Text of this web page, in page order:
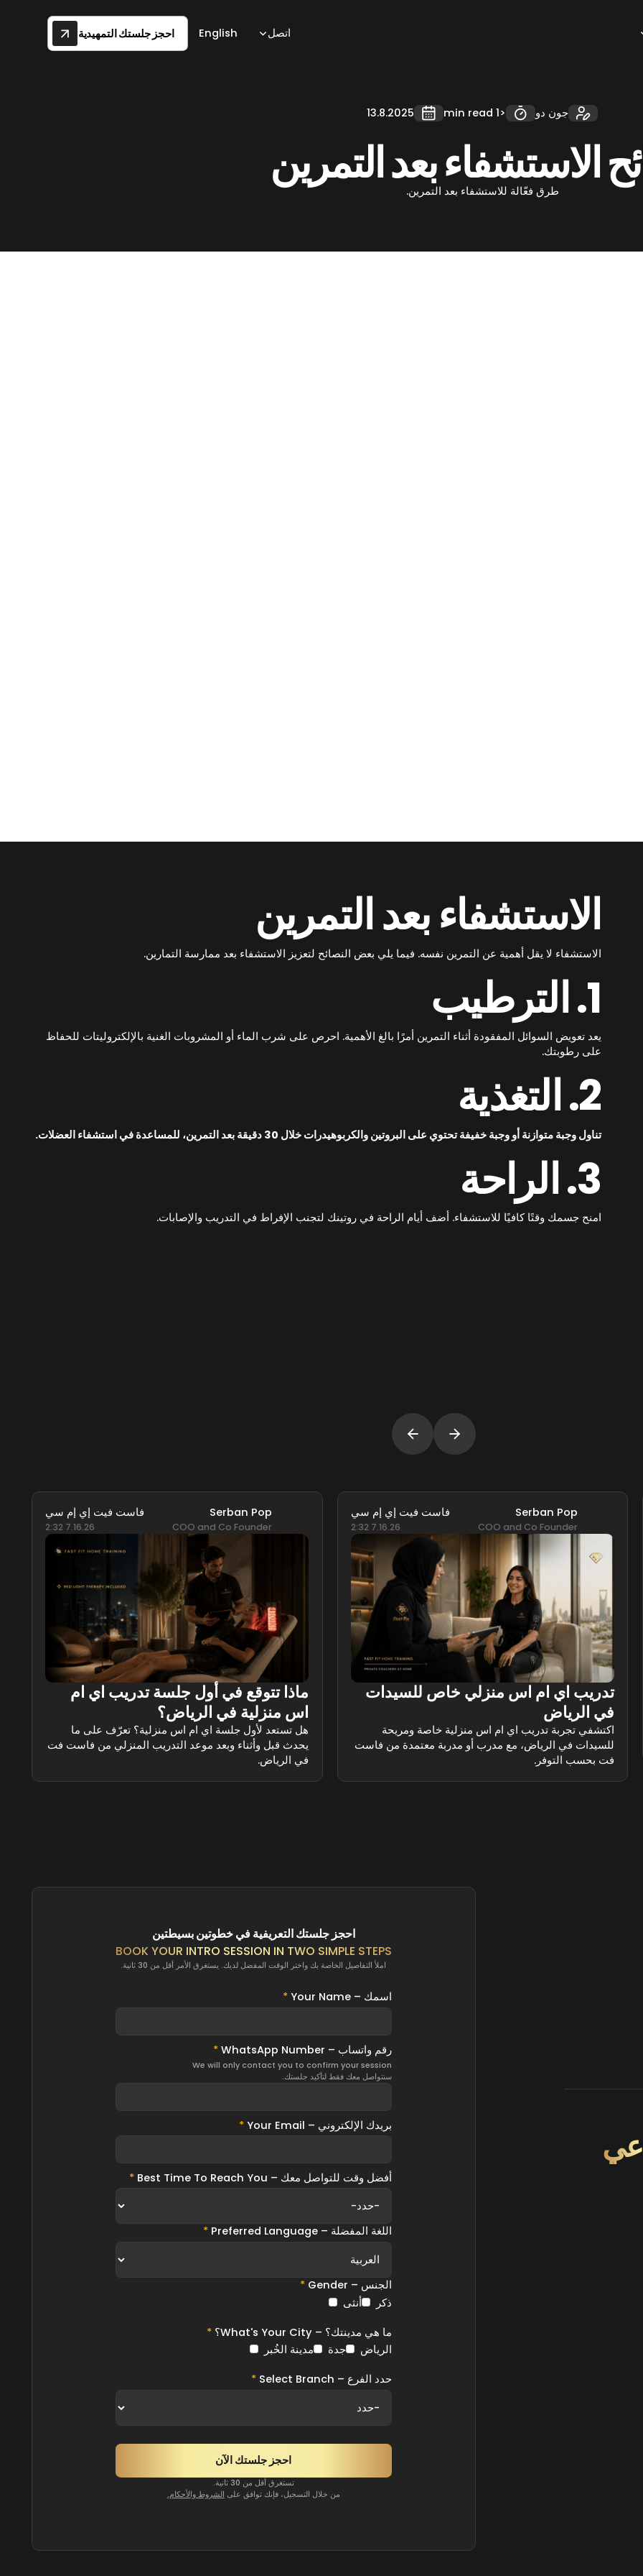
اتصل English احجز جلستك التمهيدية
جون دو <1 min read
13.8.2025
الاستشفاء بعد التمرين
طرق فعّالة للاستشفاء بعد التمرين.
الاستشفاء بعد التمرين
الاستشفاء لا يقل أهمية عن التمرين نفسه. فيما يلي بعض النصائح لتعزيز الاستشفاء بعد ممارسة التمارين.
1. الترطيب
يعد تعويض السوائل المفقودة أثناء التمرين أمرًا بالغ الأهمية. احرص على شرب الماء أو المشروبات الغنية بالإلكتروليتات للحفاظ
على رطوبتك.
2. التغذية
تناول وجبة متوازنة أو وجبة خفيفة تحتوي على البروتين والكربوهيدرات خلال 30 دقيقة بعد التمرين، للمساعدة في استشفاء العضلات.
3. الراحة
امنح جسمك وقتًا كافيًا للاستشفاء. أضف أيام الراحة في روتينك لتجنب الإفراط في التدريب والإصابات.
Serban Pop
COO and Co Founder
فاست فيت إي إم سي
7.16.26 2:32
تدريب اي ام اس منزلي خاص للسيدات
في الرياض
اكتشفي تجربة تدريب اي ام اس منزلية خاصة ومريحة
للسيدات في الرياض، مع مدرب أو مدربة معتمدة من فاست
فت بحسب التوفر.
Serban Pop
COO and Co Founder
فاست فيت إي إم سي
7.16.26 2:32
ماذا تتوقع في أول جلسة تدريب اي ام
اس منزلية في الرياض؟
هل تستعد لأول جلسة اي ام اس منزلية؟ تعرّف على ما
يحدث قبل وأثناء وبعد موعد التدريب المنزلي من فاست فت
في الرياض.
احجز جلستك التعريفية في خطوتين بسيطتين
BOOK YOUR INTRO SESSION IN TWO SIMPLE STEPS
املأ التفاصيل الخاصة بك واختر الوقت المفضل لديك. يستغرق الأمر أقل من 30 ثانية.
اسمك – Your Name *
رقم واتساب – WhatsApp Number *
We will only contact you to confirm your session
سنتواصل معك فقط لتأكيد جلستك.
بريدك الإلكتروني – Your Email *
أفضل وقت للتواصل معك – Best Time To Reach You *
اللغة المفضلة – Preferred Language *
الجنس – Gender
*
ذكر
أنثى
ما هي مدينتك؟ – What's Your City؟
*
الرياض
جدة مدينة الخُبر
حدد الفرع – Select Branch *
تستغرق أقل من 30 ثانية.
من خلال التسجيل، فإنك توافق على الشروط والأحكام.